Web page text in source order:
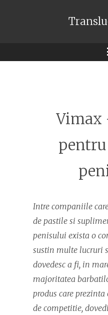
Vimax
Intre companiile
de pastile si
penisului exista o
sustin multe lucruri
dovedesc a fi, in
majoritatea
produs care
de competitie,